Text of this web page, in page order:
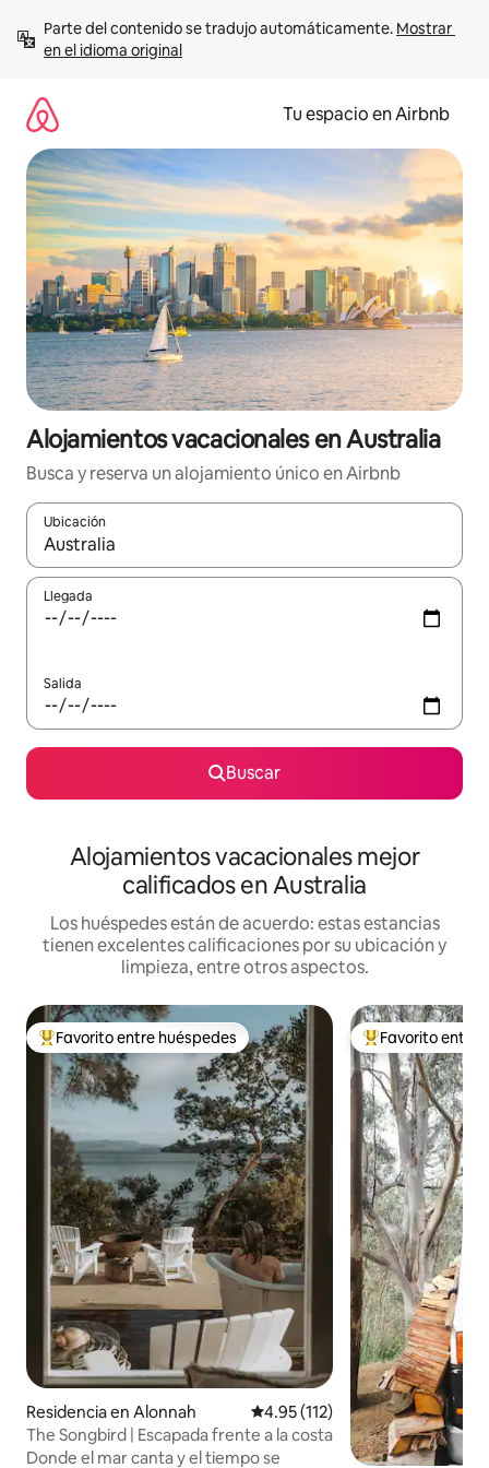
contenido
Parte del contenido se tradujo automáticamente. Mostrar
en el idioma original
Tu espacio en Airbnb
Alojamientos vacacionales en Australia
Busca y reserva un alojamiento único en Airbnb
Ubicación
Cuando los resultados estén disponibles, podrás navegar
Llegada
Salida
Buscar
Alojamientos vacacionales mejor
calificados en Australia
Los huéspedes están de acuerdo: estas estancias
tienen excelentes calificaciones por su ubicación y
limpieza, entre otros aspectos.
De los mejores en Favorito entre huéspedes
Favorito entre huéspedes
Residencia en Alonnah Calificación promedio: 4.95 de
4.95 (112)
The Songbird | Escapada frente a la costa
Donde el mar canta y el tiempo se
De los mejores
Favorito entre